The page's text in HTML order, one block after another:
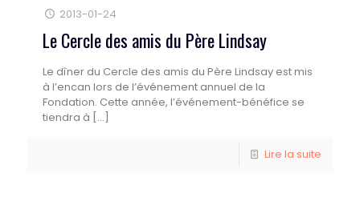
2013-01-24
Le Cercle des amis du Père Lindsay
Le dîner du Cercle des amis du Père Lindsay est mis
à l’encan lors de l’événement annuel de la
Fondation. Cette année, l’événement-bénéfice se
tiendra à […]
Lire la suite